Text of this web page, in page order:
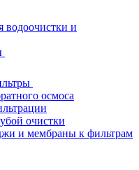
водоочистки и
осмоса
очистки
и мембраны к фильтрам